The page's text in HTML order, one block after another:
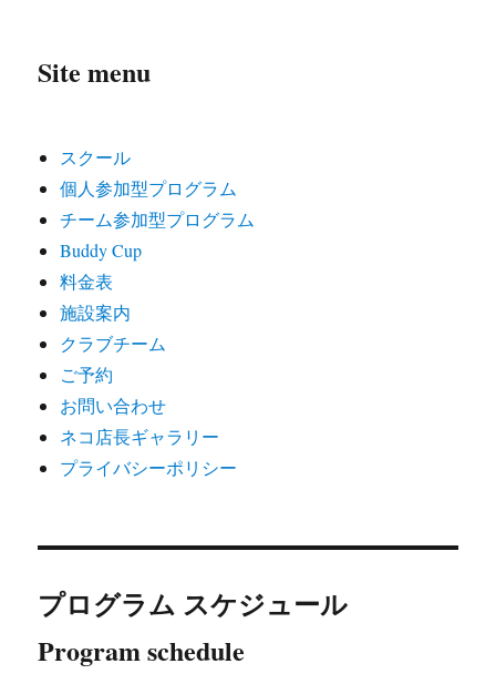
Site menu
スクール
個人参加型プログラム
チーム参加型プログラム
Buddy Cup
料金表
施設案内
クラブチーム
ご予約
お問い合わせ
ネコ店長ギャラリー
プライバシーポリシー
プログラム スケジュール
Program schedule